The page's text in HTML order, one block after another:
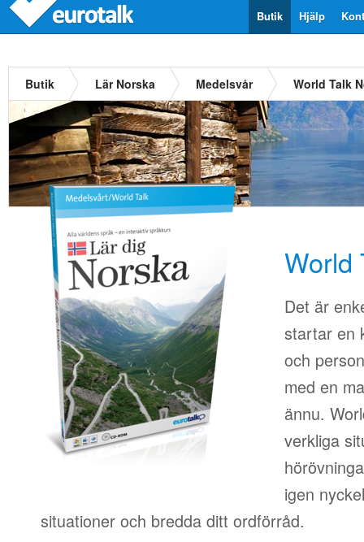
Hjälp
Butik
Butik Lär Norska Medelsvår World Talk
World
Det är
startar en
och
med en
ännu.
verkliga
igen
situationer och bredda ditt ordförråd.